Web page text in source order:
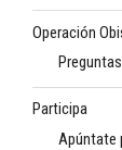
Operación
Participa
Apúntate